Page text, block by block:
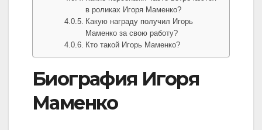
в роликах Игоря Маменко?
Какую награду получил Игорь
Маменко за свою работу?
Кто такой Игорь Маменко?
Биография Игоря
Маменко